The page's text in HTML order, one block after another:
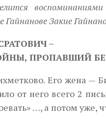
Закие
–
ПРОПАВШИЙ
Его жена —
от него всего 2
…, а потом уже,Next